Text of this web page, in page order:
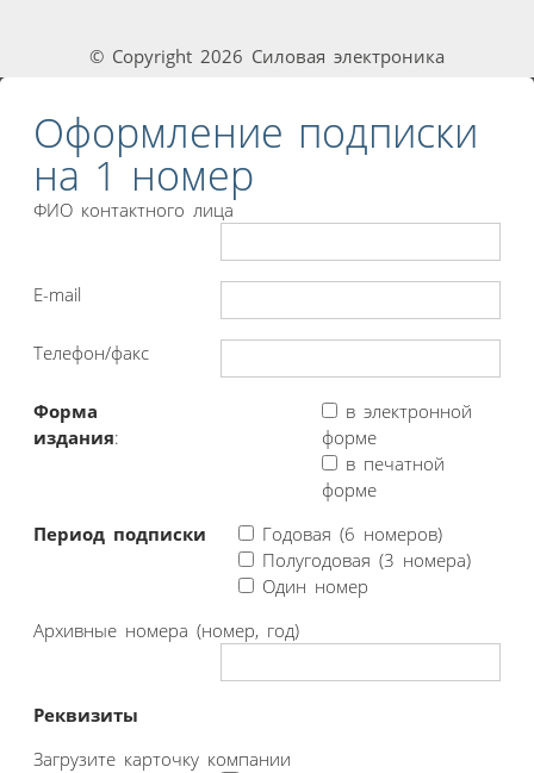
© Copyright 2026 Силовая электроника
Оформление подписки
на 1 номер
ФИО контактного лица
E-mail
Телефон/факс
Форма
издания:
в электронной
форме
в печатной
форме
Период подписки
Годовая (6 номеров)
Полугодовая (3 номера)
Один номер
Архивные номера (номер, год)
Реквизиты
Загрузите карточку компании